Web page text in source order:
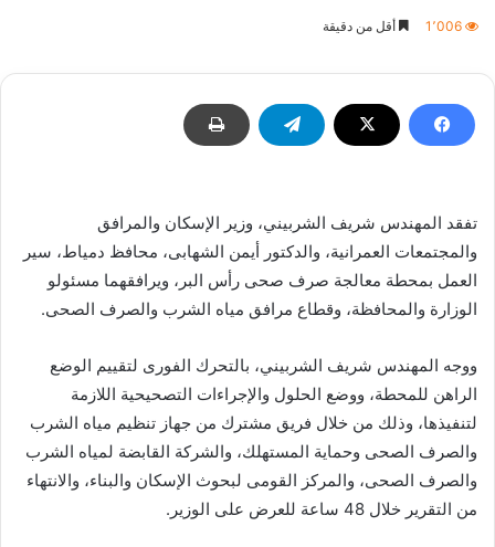
1٬006 أقل من دقيقة
تفقد المهندس شريف الشربيني، وزير الإسكان والمرافق
والمجتمعات العمرانية، والدكتور أيمن الشهابى، محافظ دمياط، سير
العمل بمحطة معالجة صرف صحى رأس البر، ويرافقهما مسئولو
الوزارة والمحافظة، وقطاع مرافق مياه الشرب والصرف الصحى.
ووجه المهندس شريف الشربيني، بالتحرك الفورى لتقييم الوضع
الراهن للمحطة، ووضع الحلول والإجراءات التصحيحية اللازمة
لتنفيذها، وذلك من خلال فريق مشترك من جهاز تنظيم مياه الشرب
والصرف الصحى وحماية المستهلك، والشركة القابضة لمياه الشرب
والصرف الصحى، والمركز القومى لبحوث الإسكان والبناء، والانتهاء
من التقرير خلال 48 ساعة للعرض على الوزير.